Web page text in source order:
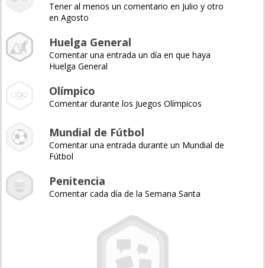
Tener al menos un comentario en Julio y otro
en Agosto
Huelga General
Comentar una entrada un día en que haya
Huelga General
Olímpico
Comentar durante los Juegos Olímpicos
Mundial de Fútbol
Comentar una entrada durante un Mundial de
Fútbol
Penitencia
Comentar cada día de la Semana Santa